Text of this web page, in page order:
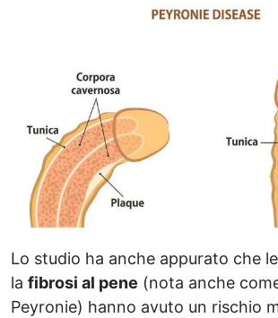
Lo studio ha anche appurato che
la fibrosi al pene (nota anche
Peyronie) hanno avuto un rischio